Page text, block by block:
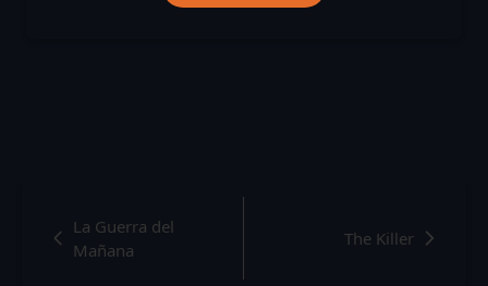
La Guerra del
Mañana
The Killer